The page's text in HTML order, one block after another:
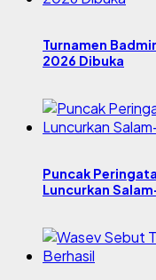
Turnamen
2026 Dibuka
Puncak
Luncurkan